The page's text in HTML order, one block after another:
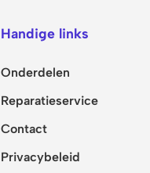
Handige links
Onderdelen
Reparatieservice
Contact
Privacybeleid